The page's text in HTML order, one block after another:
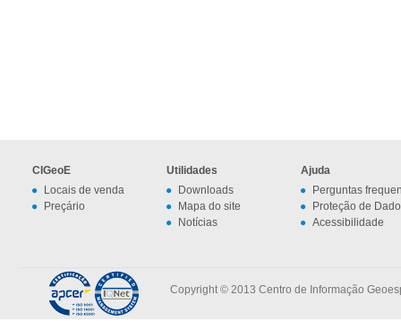
CIGeoE
Locais de venda
Preçário
Utilidades
Downloads
Mapa do site
Notícias
Ajuda
Perguntas
Proteção de
Acessibilidade
Copyright © 2013 Centro de Informação